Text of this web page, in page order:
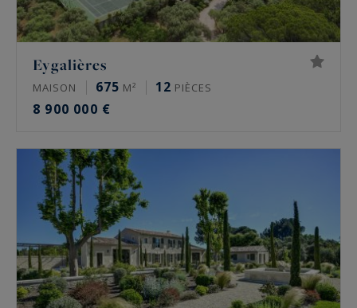
Eygalières
MAISON 675 M² 12 PIÈCES
8 900 000 €